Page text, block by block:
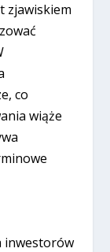
zjawiskiem
co
wiąże
inwestorów